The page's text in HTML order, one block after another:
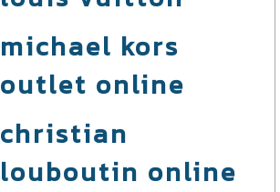
michael kors
outlet online
christian
louboutin online